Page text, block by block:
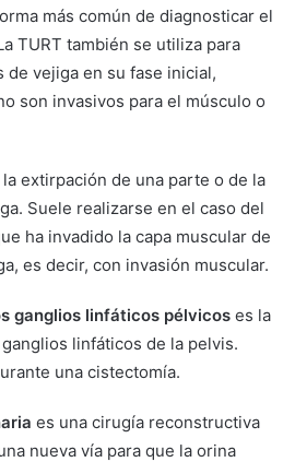
más común de diagnosticar el
TURT también se utiliza para
de vejiga en su fase inicial,
son invasivos para el músculo o
extirpación de una parte o de la
Suele realizarse en el caso del
ha invadido la capa muscular de
es decir, con invasión muscular.
ganglios linfáticos pélvicos es la
linfáticos de la pelvis.
una cistectomía.
es una cirugía reconstructiva
nueva vía para que la orina